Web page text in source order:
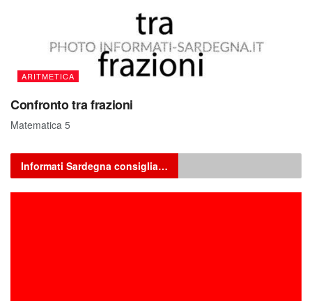
ARITMETICA
Confronto tra frazioni
Matematica 5
Informati Sardegna consiglia…